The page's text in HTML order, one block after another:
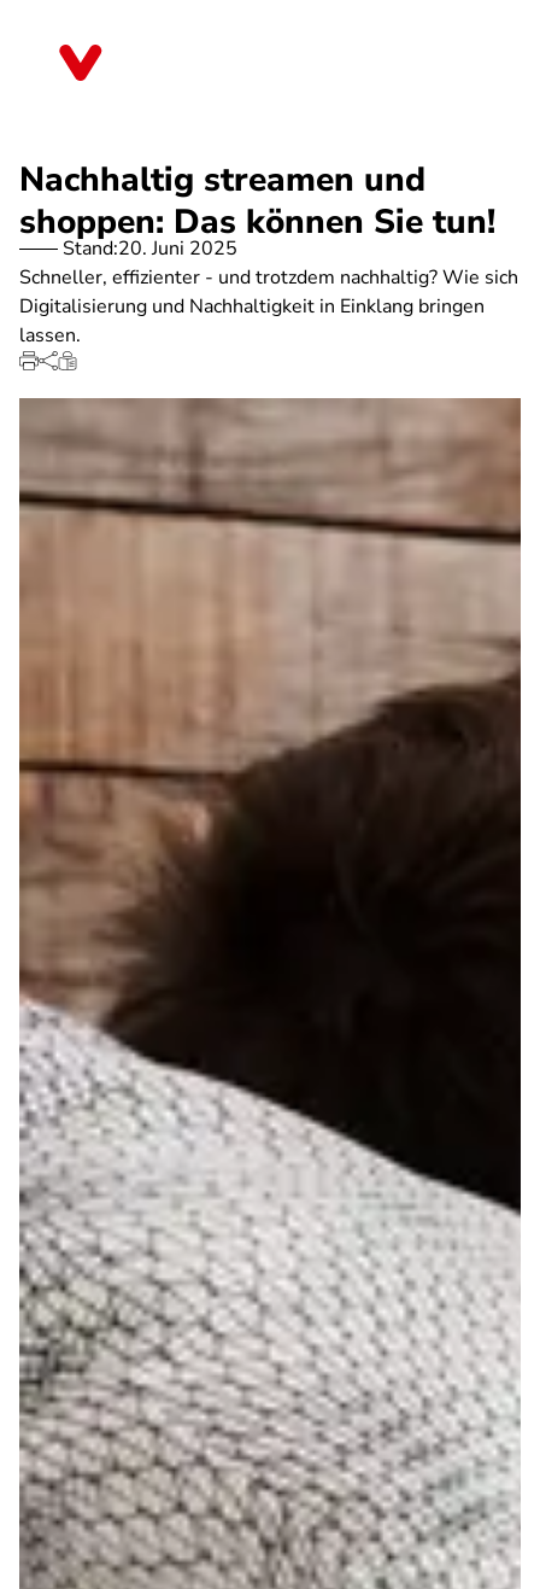
Nachhaltig streamen und
shoppen: Das können Sie tun!
Stand:20. Juni 2025
Schneller, effizienter - und trotzdem nachhaltig? Wie sich
Digitalisierung und Nachhaltigkeit in Einklang bringen
lassen.